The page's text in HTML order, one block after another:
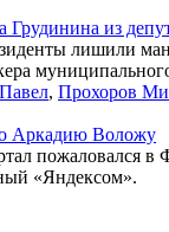
из
лишили
, Прохоров
Аркадию Воложу
пожаловался в
«Яндексом».